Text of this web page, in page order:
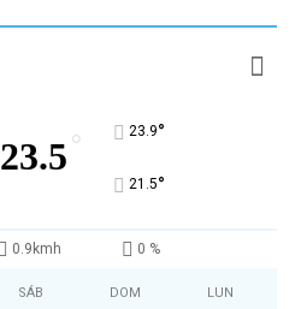
23.5 ° 23.9°
21.5°
0.9kmh 0 %
SÁB DOM LUN